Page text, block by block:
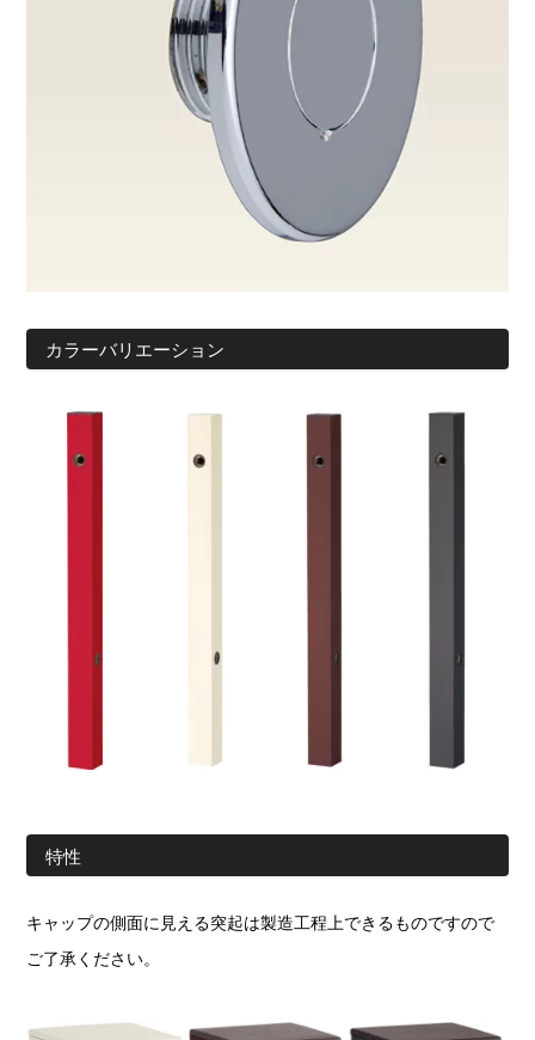
カラーバリエーション
特性
キャップの側面に見える突起は製造工程上できるものですので
ご了承ください。